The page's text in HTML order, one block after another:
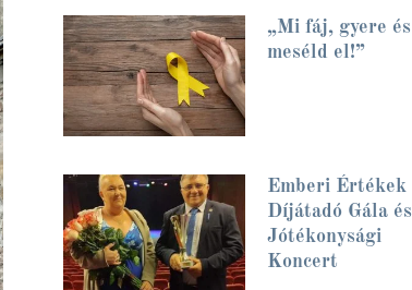
„Mi fáj, gyere és
meséld el!”
Emberi Értékek
Díjátadó Gála és
Jótékonysági
Koncert